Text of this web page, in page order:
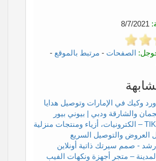
الصفحات - مرتبط بالموقع -
وكيك في الإمارات وتوصيل هدايا
والشارقة ودبي | بيوني بيور
متجر TIK – الكترونيات، أزياء ومنتجات منزلية
العروض والتوصيل السريع
- صمم سيرتك ذاتية أونلاين
– متجر أجهزة ونكهات الفيب